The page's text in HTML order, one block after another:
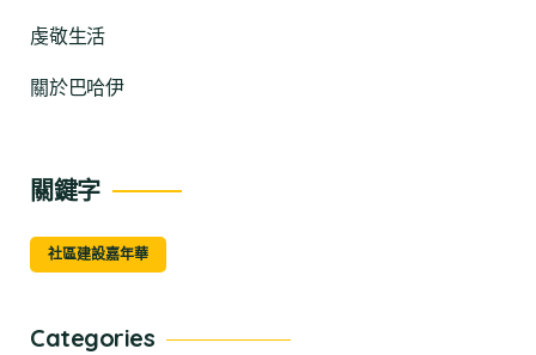
虔敬生活
關於巴哈伊
關鍵字
社區建設嘉年華
Categories